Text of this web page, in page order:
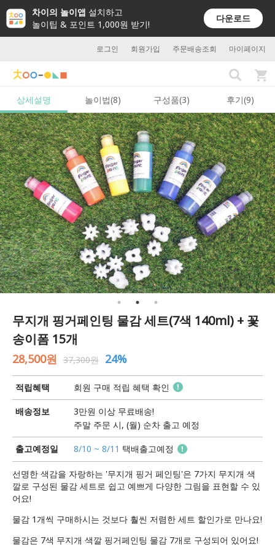
차이의 놀이앱 설치하고
놀이팁 & 포인트 1,000원 받기!
다운로드
로그인 회원가입 주문배송조회 마이페이지
상세설명 놀이법(8) 구성품(3) 후기(9)
무지개 핑거페인팅 물감 세트(7색 140ml) + 꽃
송이폼 15개
28,500원 37,300원 24%
적립혜택 회원 구매 적립 혜택 확인
배송정보
3만원 이상 무료배송!
주말 주문 시, (월) 순차 출고 예정
출고예정일 8/10 ~ 8/11 택배출고예정
선명한 색감을 자랑하는 '무지개 핑거 페인팅'은 7가지 무지개 색
깔로 구성된 물감 세트로 쉽고 예쁘게 다양한 그림을 표현할 수 있
어요!
물감 1개씩 구매하시는 것보다 훨씬 저렴한 세트 할인가로 만나요!
물감은 7색 무지개 색깔 핑거페인팅 물감 7개로 구성되어 있어요!